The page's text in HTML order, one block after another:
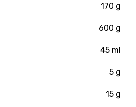
170 g
600 g
45 ml
5 g
15 g